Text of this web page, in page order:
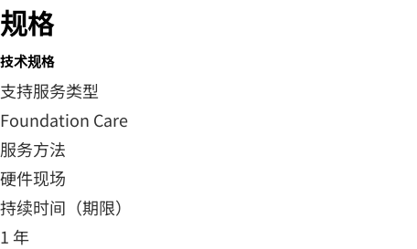
规格
技术规格
支持服务类型
Foundation Care
服务方法
硬件现场
持续时间（期限）
1 年